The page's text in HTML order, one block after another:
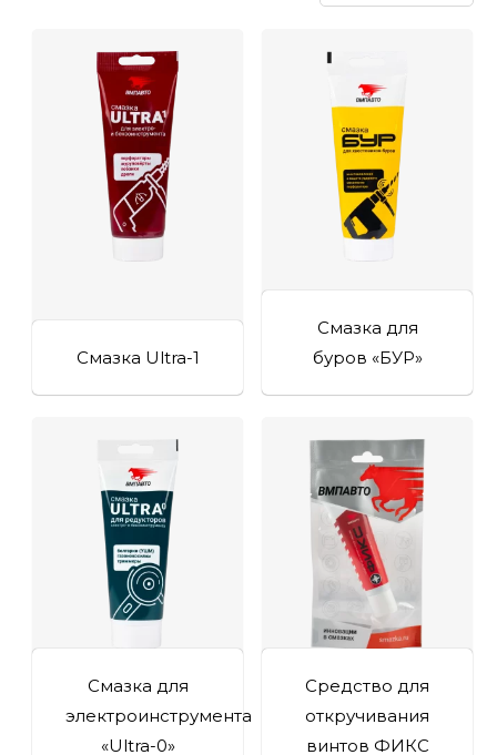
Смазка Ultra-1
Смазка для
буров «БУР»
Смазка для
электроинструмента
«Ultra-0»
Средство для
откручивания
винтов ФИКС